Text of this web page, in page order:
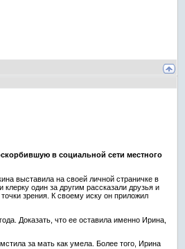
в социальной сети местного
выставила на своей личной страничке в
один за другим рассказали друзья и
зрения. К своему иску он приложил
Доказать, что ее оставила именно Ирина,
за мать как умела. Более того, Ирина